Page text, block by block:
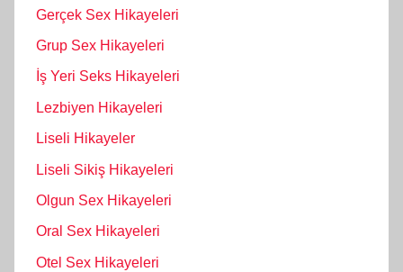
Gerçek Sex Hikayeleri
Grup Sex Hikayeleri
İş Yeri Seks Hikayeleri
Lezbiyen Hikayeleri
Liseli Hikayeler
Liseli Sikiş Hikayeleri
Olgun Sex Hikayeleri
Oral Sex Hikayeleri
Otel Sex Hikayeleri